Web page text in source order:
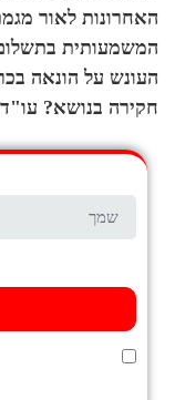
האחרונות לאור
המשמעותית
העונש על הונאה
חקירה בנושא?